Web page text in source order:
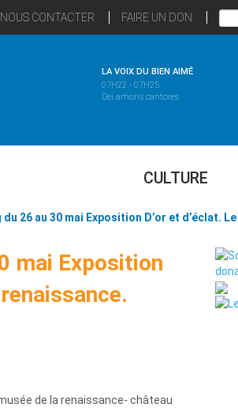
NOUS CONTACTER FAIRE UN DON
LA VOIX DU BIEN AIMÉ
07H22 - 07H25
Dei amoris cantores
CULTURE
26 au 30 mai Exposition D’or et d’éclat.
mai Exposition
de la renaissance- château